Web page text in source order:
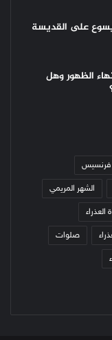
على القديسة
الظهور وهل
فرنسيس
الشهر المريمي
العذراء
صلوات